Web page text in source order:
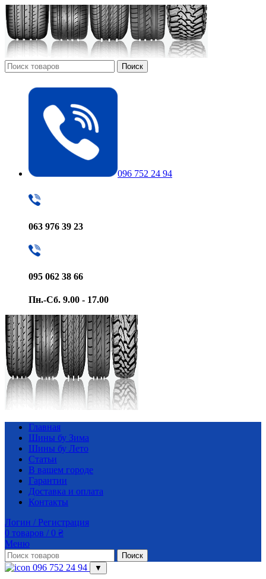
Поиск
096 752 24 94
063 976 39 23
095 062 38 66
Пн.-Сб. 9.00 - 17.00
Главная
Шины бу Зима
Шины бу Лето
Статьи
В вашем городе
Гарантии
Доставка и оплата
Контакты
Логин / Регистрация
0 товаров / 0 ₴
Меню
Поиск
096 752 24 94 ▼